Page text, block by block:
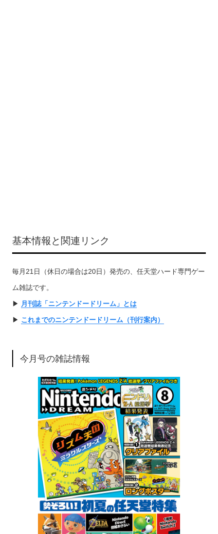
基本情報と関連リンク
毎月21日（休日の場合は20日）発売の、任天堂ハード専門ゲー
ム雑誌です。
▶︎ 月刊誌「ニンテンドードリーム」とは
▶︎ これまでのニンテンドードリーム（刊行案内）
今月号の雑誌情報